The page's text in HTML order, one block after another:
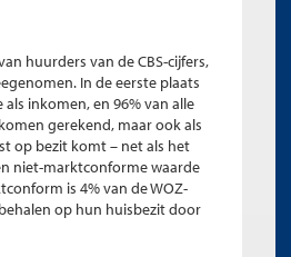
huurders van de CBS-cijfers,
In de eerste plaats
inkomen, en 96% van alle
gerekend, maar ook als
op bezit komt – net als het
niet-marktconforme waarde
is 4% van de WOZ-
op hun huisbezit door